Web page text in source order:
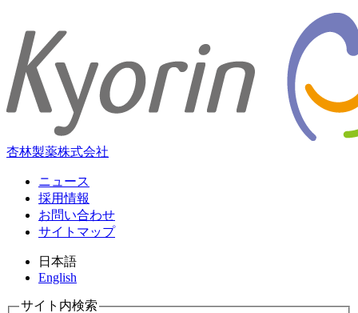
杏林製薬株式会社
ニュース
採用情報
お問い合わせ
サイトマップ
日本語
English
サイト内検索